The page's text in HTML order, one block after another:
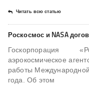
Читать всю статью
Роскосмос и NASA
Госкорпорация
аэрокосмическое
работы
года. Об этом